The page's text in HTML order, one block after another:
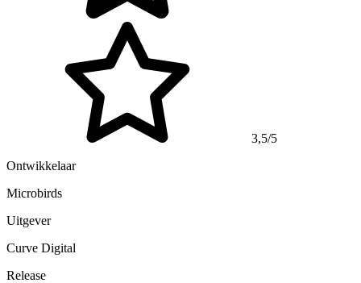
3,5/5
Ontwikkelaar
Microbirds
Uitgever
Curve Digital
Release